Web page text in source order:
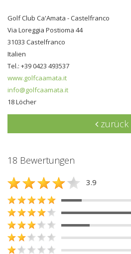
Golf Club Ca'Amata - Castelfranco
Via Loreggia Postioma 44
31033 Castelfranco
Italien
Tel.: +39 0423 493537
www.golfcaamata.it
info@golfcaamata.it
18 Löcher
zurück
18 Bewertungen
3.9